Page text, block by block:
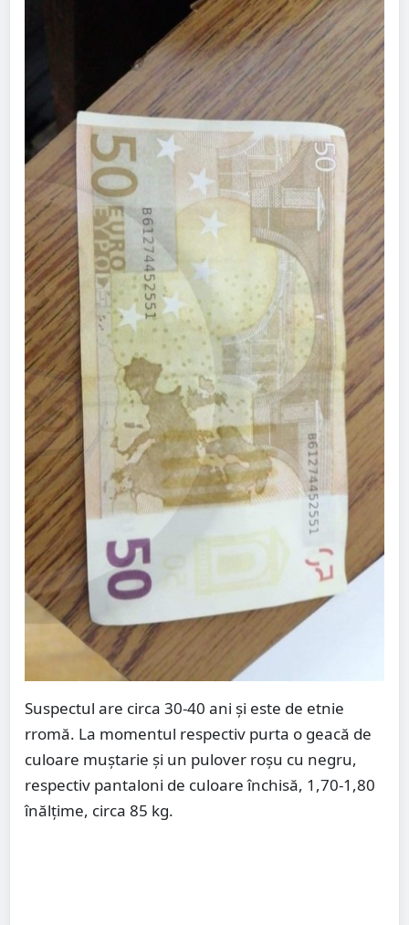
Suspectul are circa 30-40 ani și este de etnie
rromă. La momentul respectiv purta o geacă de
culoare muștarie și un pulover roșu cu negru,
respectiv pantaloni de culoare închisă, 1,70-1,80
înălțime, circa 85 kg.